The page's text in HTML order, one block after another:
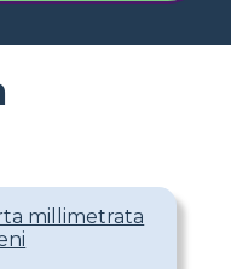
millimetrata